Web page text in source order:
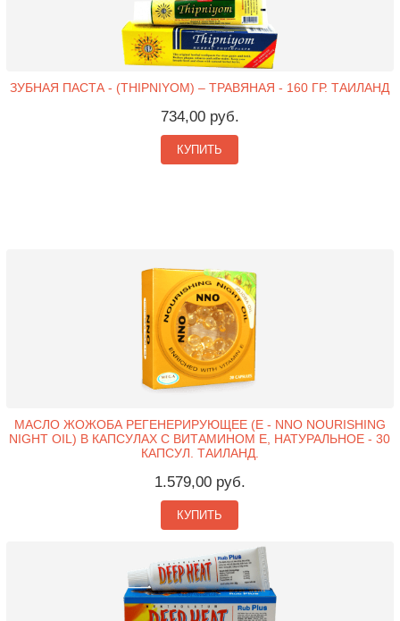
ЗУБНАЯ ПАСТА - (THIPNIYOM) – ТРАВЯНАЯ - 160 ГР. ТАИЛАНД
734,00 руб.
КУПИТЬ
МАСЛО ЖОЖОБА РЕГЕНЕРИРУЮЩЕЕ (Е - NNO NOURISHING
NIGHT OIL) В КАПСУЛАХ С ВИТАМИНОМ Е, НАТУРАЛЬНОЕ - 30
КАПСУЛ. ТАИЛАНД.
1.579,00 руб.
КУПИТЬ